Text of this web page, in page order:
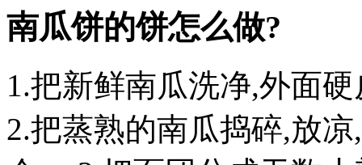
南瓜饼的饼怎么做?
1.把新鲜南瓜洗净,外面
2.把蒸熟的南瓜捣碎,放